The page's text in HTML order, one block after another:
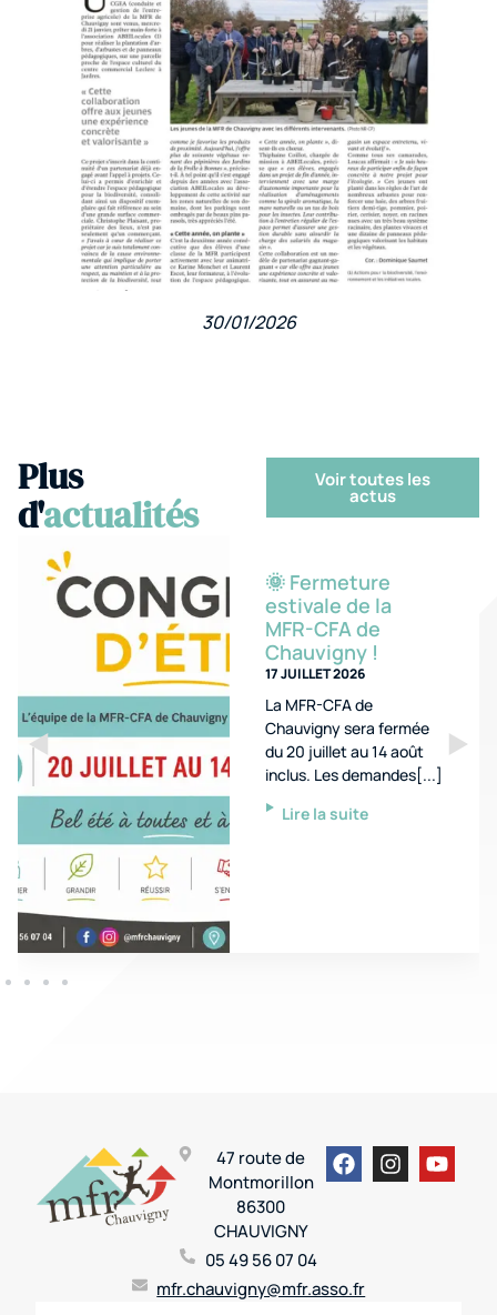
30/01/2026
Plus
d'actualités
Voir toutes les
actus
🌞 Fermeture
estivale de la
MFR-CFA de
Chauvigny !
17 JUILLET 2026
La MFR-CFA de
Chauvigny sera fermée
du 20 juillet au 14 août
inclus. Les demandes[...]
Lire la suite
47 route de
Montmorillon
86300
CHAUVIGNY
05 49 56 07 04
mfr.chauvigny@mfr.asso.fr